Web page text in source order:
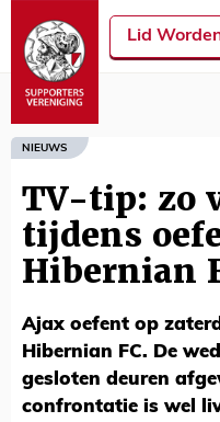
Lid
NIEUWS
TV-tip: zo
tijdens
Hibernian
Ajax oefent op
Hibernian FC. De
gesloten deuren
confrontatie is wel